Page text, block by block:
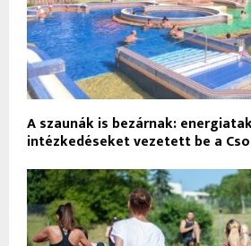
A szaunák is bezárnak:
intézkedéseket vezetett be a